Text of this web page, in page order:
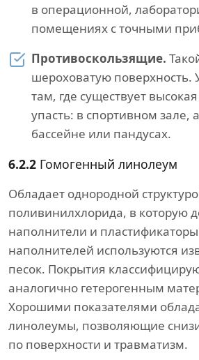
в операционной,
помещениях с точными
Противоскользящие.
шероховатую поверхность.
там, где существует
упасть: в спортивном зале,
бассейне или пандусах.
6.2.2 Гомогенный линолеум
Обладает однородной
поливинилхлорида, в которую
наполнители и
наполнителей используются
песок. Покрытия
аналогично гетерогенным
Хорошими показателями
линолеумы, позволяющие
по поверхности и травматизм.